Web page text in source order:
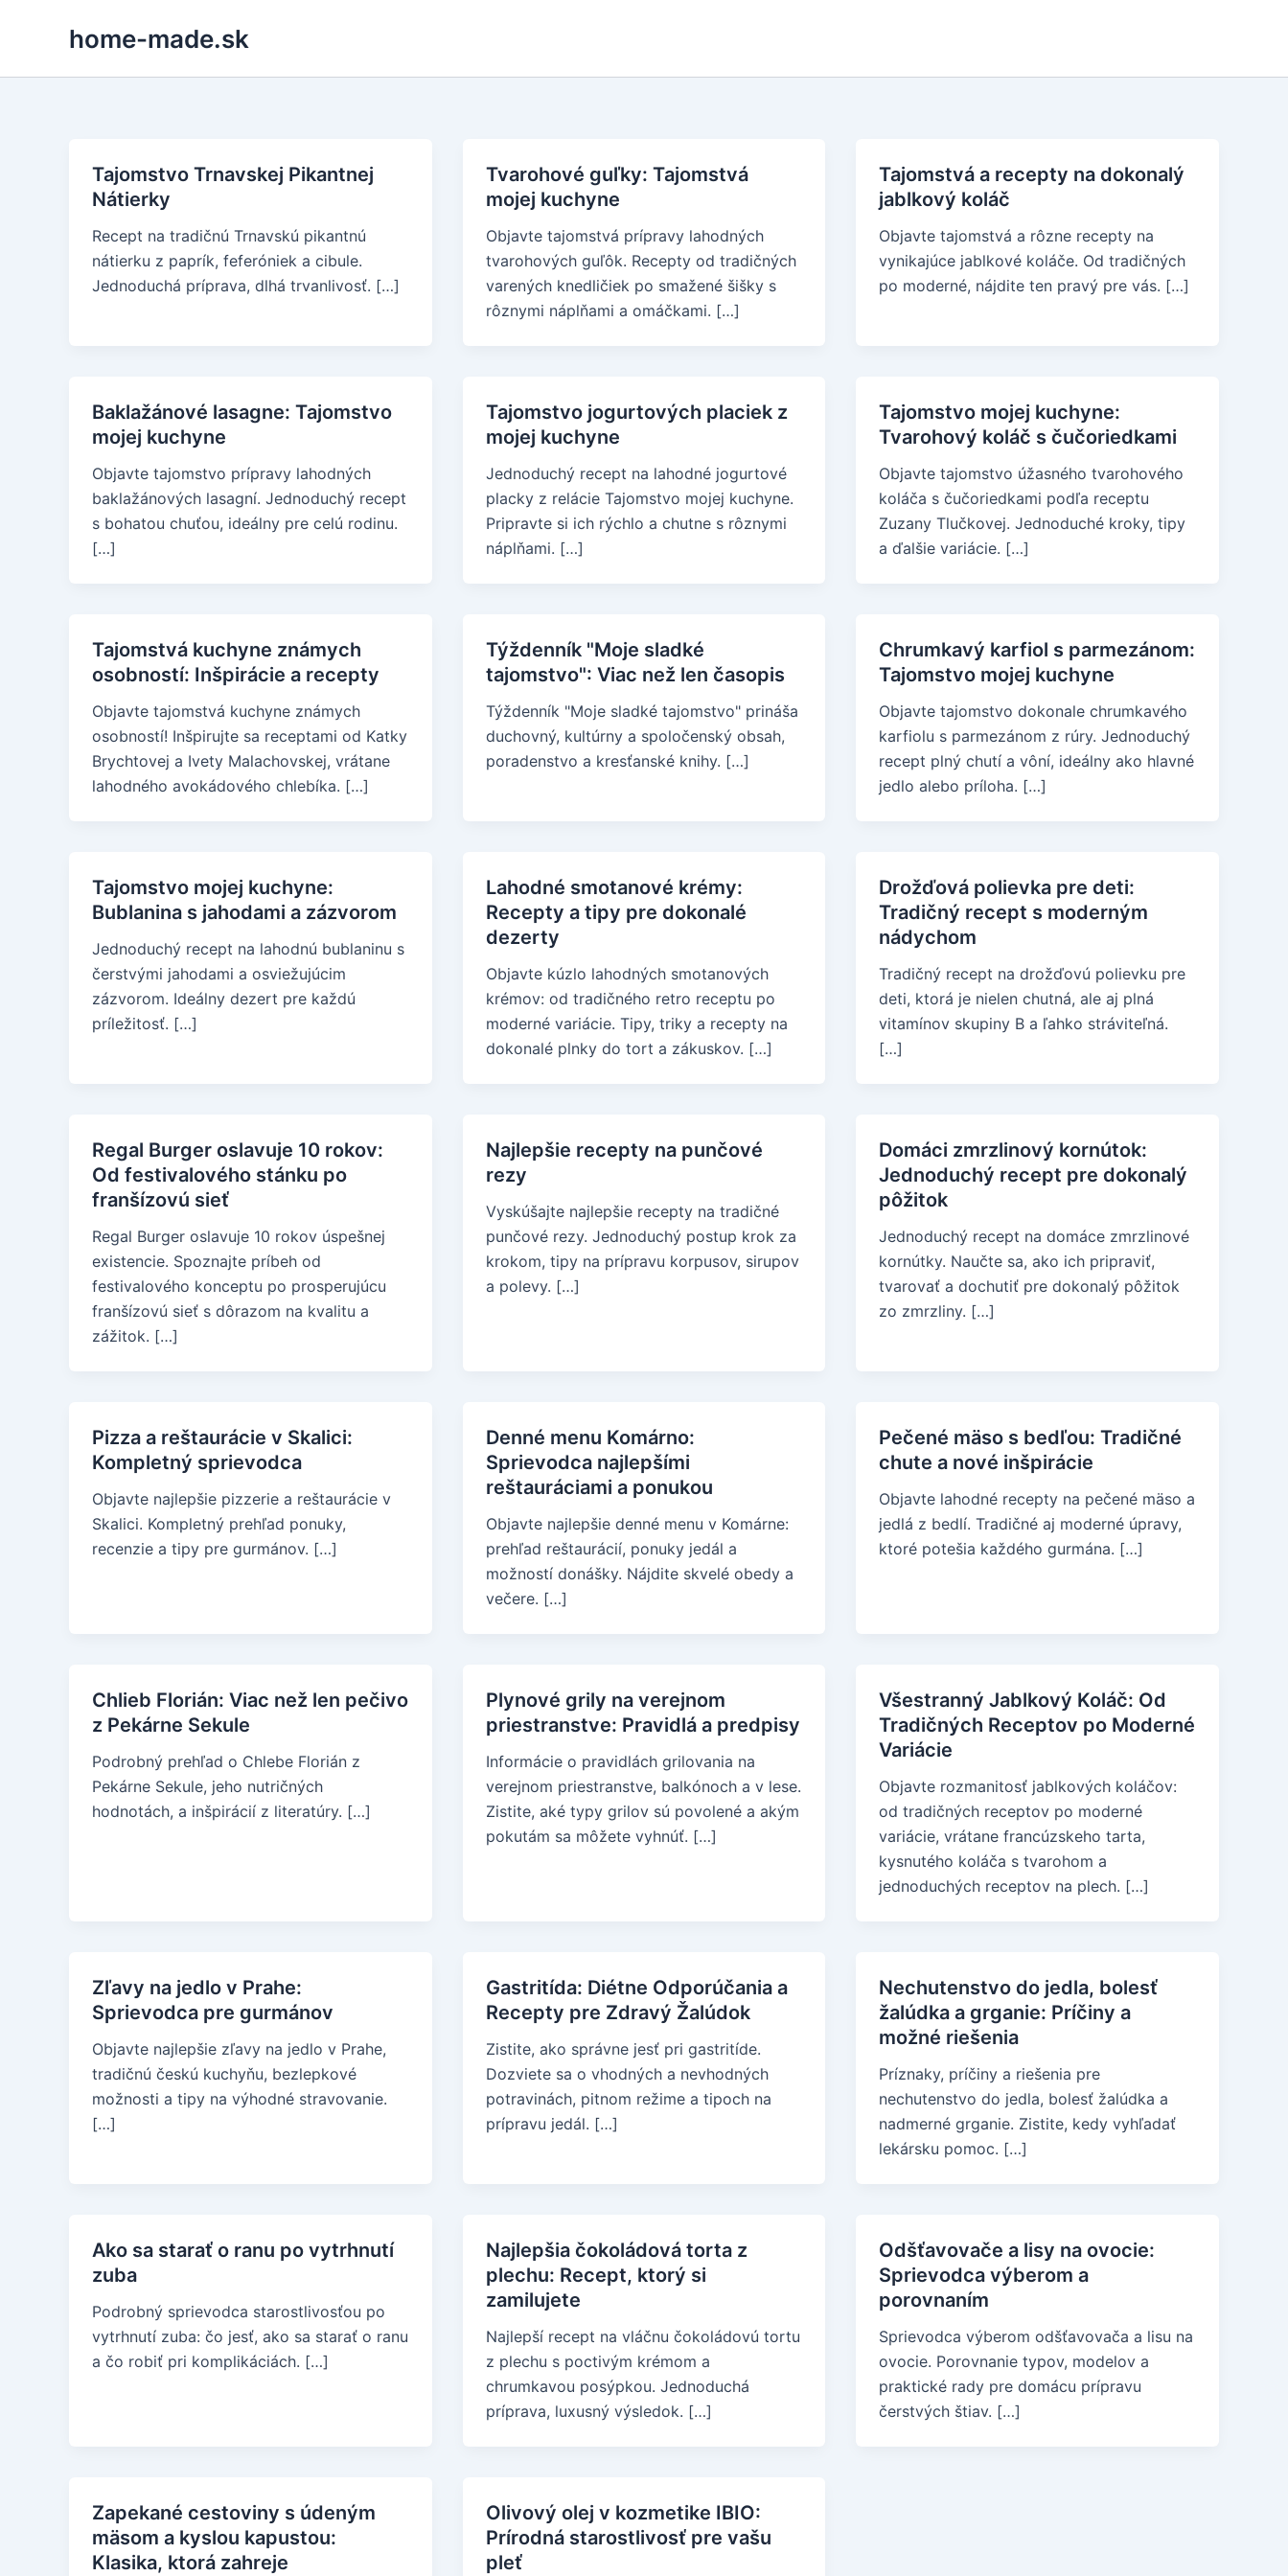
home-made.sk
Tajomstvo Trnavskej Pikantnej
Nátierky
Recept na tradičnú Trnavskú pikantnú
nátierku z paprík, feferóniek a cibule.
Jednoduchá príprava, dlhá trvanlivosť. […]
Tvarohové guľky: Tajomstvá
mojej kuchyne
Objavte tajomstvá prípravy lahodných
tvarohových guľôk. Recepty od tradičných
varených knedličiek po smažené šišky s
rôznymi náplňami a omáčkami. […]
Tajomstvá a recepty na dokonalý
jablkový koláč
Objavte tajomstvá a rôzne recepty na
vynikajúce jablkové koláče. Od tradičných
po moderné, nájdite ten pravý pre vás. […]
Baklažánové lasagne: Tajomstvo
mojej kuchyne
Objavte tajomstvo prípravy lahodných
baklažánových lasagní. Jednoduchý recept
s bohatou chuťou, ideálny pre celú rodinu.
[…]
Tajomstvo jogurtových placiek z
mojej kuchyne
Jednoduchý recept na lahodné jogurtové
placky z relácie Tajomstvo mojej kuchyne.
Pripravte si ich rýchlo a chutne s rôznymi
náplňami. […]
Tajomstvo mojej kuchyne:
Tvarohový koláč s čučoriedkami
Objavte tajomstvo úžasného tvarohového
koláča s čučoriedkami podľa receptu
Zuzany Tlučkovej. Jednoduché kroky, tipy
a ďalšie variácie. […]
Tajomstvá kuchyne známych
osobností: Inšpirácie a recepty
Objavte tajomstvá kuchyne známych
osobností! Inšpirujte sa receptami od Katky
Brychtovej a Ivety Malachovskej, vrátane
lahodného avokádového chlebíka. […]
Týždenník "Moje sladké
tajomstvo": Viac než len časopis
Týždenník "Moje sladké tajomstvo" prináša
duchovný, kultúrny a spoločenský obsah,
poradenstvo a kresťanské knihy. […]
Chrumkavý karfiol s parmezánom:
Tajomstvo mojej kuchyne
Objavte tajomstvo dokonale chrumkavého
karfiolu s parmezánom z rúry. Jednoduchý
recept plný chutí a vôní, ideálny ako hlavné
jedlo alebo príloha. […]
Tajomstvo mojej kuchyne:
Bublanina s jahodami a zázvorom
Jednoduchý recept na lahodnú bublaninu s
čerstvými jahodami a osviežujúcim
zázvorom. Ideálny dezert pre každú
príležitosť. […]
Lahodné smotanové krémy:
Recepty a tipy pre dokonalé
dezerty
Objavte kúzlo lahodných smotanových
krémov: od tradičného retro receptu po
moderné variácie. Tipy, triky a recepty na
dokonalé plnky do tort a zákuskov. […]
Drožďová polievka pre deti:
Tradičný recept s moderným
nádychom
Tradičný recept na drožďovú polievku pre
deti, ktorá je nielen chutná, ale aj plná
vitamínov skupiny B a ľahko stráviteľná.
[…]
Regal Burger oslavuje 10 rokov:
Od festivalového stánku po
franšízovú sieť
Regal Burger oslavuje 10 rokov úspešnej
existencie. Spoznajte príbeh od
festivalového konceptu po prosperujúcu
franšízovú sieť s dôrazom na kvalitu a
zážitok. […]
Najlepšie recepty na punčové
rezy
Vyskúšajte najlepšie recepty na tradičné
punčové rezy. Jednoduchý postup krok za
krokom, tipy na prípravu korpusov, sirupov
a polevy. […]
Domáci zmrzlinový kornútok:
Jednoduchý recept pre dokonalý
pôžitok
Jednoduchý recept na domáce zmrzlinové
kornútky. Naučte sa, ako ich pripraviť,
tvarovať a dochutiť pre dokonalý pôžitok
zo zmrzliny. […]
Pizza a reštaurácie v Skalici:
Kompletný sprievodca
Objavte najlepšie pizzerie a reštaurácie v
Skalici. Kompletný prehľad ponuky,
recenzie a tipy pre gurmánov. […]
Denné menu Komárno:
Sprievodca najlepšími
reštauráciami a ponukou
Objavte najlepšie denné menu v Komárne:
prehľad reštaurácií, ponuky jedál a
možností donášky. Nájdite skvelé obedy a
večere. […]
Pečené mäso s bedľou: Tradičné
chute a nové inšpirácie
Objavte lahodné recepty na pečené mäso a
jedlá z bedlí. Tradičné aj moderné úpravy,
ktoré potešia každého gurmána. […]
Chlieb Florián: Viac než len pečivo
z Pekárne Sekule
Podrobný prehľad o Chlebe Florián z
Pekárne Sekule, jeho nutričných
hodnotách, a inšpirácií z literatúry. […]
Plynové grily na verejnom
priestranstve: Pravidlá a predpisy
Informácie o pravidlách grilovania na
verejnom priestranstve, balkónoch a v lese.
Zistite, aké typy grilov sú povolené a akým
pokutám sa môžete vyhnúť. […]
Všestranný Jablkový Koláč: Od
Tradičných Receptov po Moderné
Variácie
Objavte rozmanitosť jablkových koláčov:
od tradičných receptov po moderné
variácie, vrátane francúzskeho tarta,
kysnutého koláča s tvarohom a
jednoduchých receptov na plech. […]
Zľavy na jedlo v Prahe:
Sprievodca pre gurmánov
Objavte najlepšie zľavy na jedlo v Prahe,
tradičnú českú kuchyňu, bezlepkové
možnosti a tipy na výhodné stravovanie.
[…]
Gastritída: Diétne Odporúčania a
Recepty pre Zdravý Žalúdok
Zistite, ako správne jesť pri gastritíde.
Dozviete sa o vhodných a nevhodných
potravinách, pitnom režime a tipoch na
prípravu jedál. […]
Nechutenstvo do jedla, bolesť
žalúdka a grganie: Príčiny a
možné riešenia
Príznaky, príčiny a riešenia pre
nechutenstvo do jedla, bolesť žalúdka a
nadmerné grganie. Zistite, kedy vyhľadať
lekársku pomoc. […]
Ako sa starať o ranu po vytrhnutí
zuba
Podrobný sprievodca starostlivosťou po
vytrhnutí zuba: čo jesť, ako sa starať o ranu
a čo robiť pri komplikáciách. […]
Najlepšia čokoládová torta z
plechu: Recept, ktorý si
zamilujete
Najlepší recept na vláčnu čokoládovú tortu
z plechu s poctivým krémom a
chrumkavou posýpkou. Jednoduchá
príprava, luxusný výsledok. […]
Odšťavovače a lisy na ovocie:
Sprievodca výberom a
porovnaním
Sprievodca výberom odšťavovača a lisu na
ovocie. Porovnanie typov, modelov a
praktické rady pre domácu prípravu
čerstvých štiav. […]
Zapekané cestoviny s údeným
mäsom a kyslou kapustou:
Klasika, ktorá zahreje
Olivový olej v kozmetike IBIO:
Prírodná starostlivosť pre vašu
pleť